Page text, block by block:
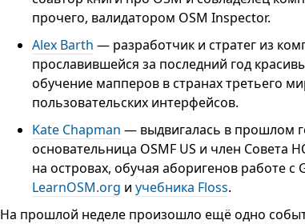
прочего, валидатором OSM Inspector.
Alex Barth — разработчик и стратег из
прославившейся за последний год
обучение мапперов в странах третьего
пользовательских интерфейсов.
Kate Chapman — выдвигалась в прошлом
основательница OSMF US и член Совета
на островах, обучая аборигенов работе с
LearnOSM.org и учебника Floss.
На прошлой неделе произошло ещё одно